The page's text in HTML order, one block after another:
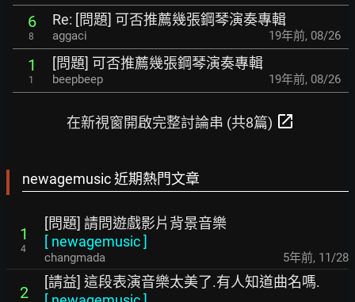
6
8
Re: [問題] 可否推薦幾張鋼琴演奏專輯
aggaci 19年前, 08/26
1
1
[問題] 可否推薦幾張鋼琴演奏專輯
beepbeep 19年前, 08/26
在新視窗開啟完整討論串 (共8篇) open_in_new
newagemusic 近期熱門文章
1
4
[問題] 請問遊戲影片背景音樂
[ newagemusic]
changmada 5年前, 11/28
2
[請益] 這段表演音樂太美了.有人知道曲名嗎.